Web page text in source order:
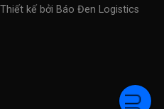
kế bởi Báo Đen Logistics